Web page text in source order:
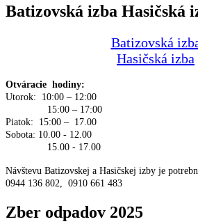
Batizovská izba Hasičská
Batizovská
Hasičská izba
Otváracie hodiny:
Utorok: 10:00 – 12:00
15:00 – 17:00
Piatok: 15:00 – 17.00
Sobota: 10.00 - 12.00
15.00 - 17.00
Návštevu Batizovskej a Hasičskej izby je
0944 136 802, 0910 661 483
Zber odpadov 2025